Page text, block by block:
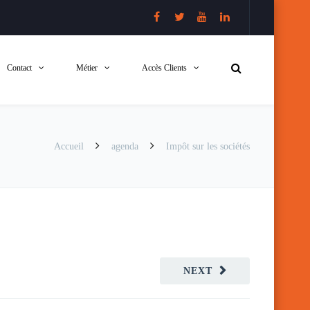
Contact Métier Accès Clients
Accueil agenda Impôt sur les sociétés
NEXT